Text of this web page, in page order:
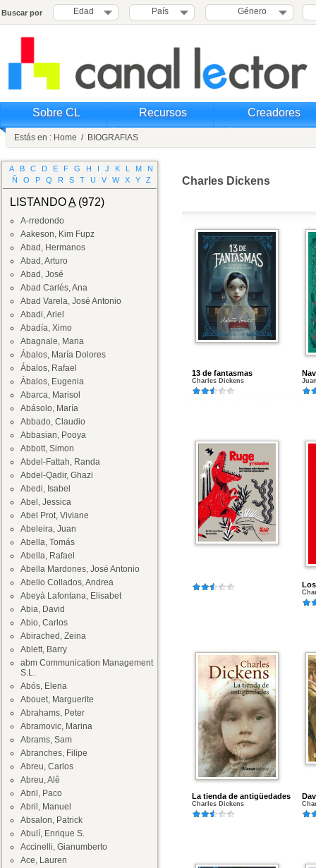
Buscar por Edad País Género
Sobre CL Recursos Creadores
Estás en : Home / BIOGRAFIAS
A B C D E F G H I J K L M
N
Ñ
O P Q R S T U V W X Y Z
LISTANDOA(972)
A-rredondo
Aakeson, Kim Fupz
Abad, Hermanos
Abad, Arturo
Abad, José
Abad Carlés, Ana
Abad Varela, José Antonio
Abadi, Ariel
Abadía, Ximo
Abagnale, Maria
Ábalos, María Dolores
Ábalos, Rafael
Ábalos, Eugenia
Abarca, Marisol
Abásolo, María
Abbado, Claudio
Abbasian, Pooya
Abbott, Simon
Abdel-Fattah, Randa
Abdel-Qadir, Ghazi
Abedi, Isabel
Abel, Jessica
Abel Prot, Viviane
Abeleira, Juan
Abella, Tomás
Abella, Rafael
Abella Mardones, José Antonio
Abello Collados, Andrea
Abeyà Lafontana, Elisabet
Abia, David
Abio, Carlos
Abirached, Zeina
Ablett, Barry
abm Communication Management
S.L.
Abós, Elena
Abouet, Marguerite
Abrahams, Peter
Abramovic, Marina
Abrams, Sam
Abranches, Filipe
Abreu, Carlos
Abreu, Alê
Abril, Paco
Abril, Manuel
Absalon, Patrick
Abulí, Enrique S.
Accinelli, Gianumberto
Ace, Lauren
Charles Dickens
13 de fantasmas
Charles Dickens
La tienda de antigüedades
Charles Dickens